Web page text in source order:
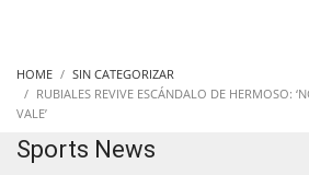
HOME
SIN CATEGORIZAR
RUBIALES REVIVE ESCÁNDALO DE HERMOSO:
VALE’
Sports News